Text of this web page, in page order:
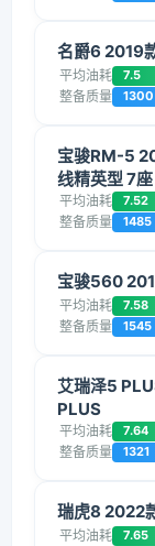
名爵6 2019
平均油耗 7.5
整备质量 1300
宝骏RM-5
线精英型 7座
平均油耗 7.52
整备质量 1485
宝骏560
平均油耗 7.58
整备质量 1545
艾瑞泽5
PLUS
平均油耗 7.64
整备质量 1321
瑞虎8 2022
平均油耗 7.65